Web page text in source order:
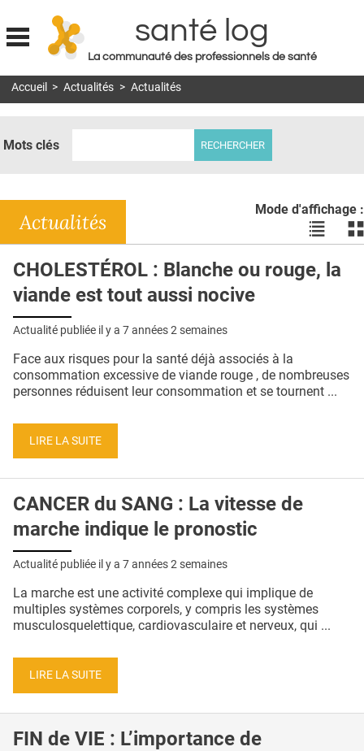
Jump to navigation
santé log
La communauté des professionnels de santé
MON COMPTE
DOSSIERS
RÉSEAUX
E-REVUE SAD
QUI SOMMES-NOUS ?
CONDITIONS GÉNÉRALES
CRÉDITS
Accueil > Actualités > Actualités
Mots clés
Mode d'affichage :
Voir
les
en
les
Actualités
CHOLESTÉROL : Blanche ou rouge, la
viande est tout aussi nocive
Actualité publiée il y a 7 années 2 semaines
Face aux risques pour la santé déjà associés à la
consommation excessive de viande rouge , de nombreuses
personnes réduisent leur consommation et se tournent ...
LIRE LA SUITE
CANCER du SANG : La vitesse de
marche indique le pronostic
Actualité publiée il y a 7 années 2 semaines
La marche est une activité complexe qui implique de
multiples systèmes corporels, y compris les systèmes
musculosquelettique, cardiovasculaire et nerveux, qui ...
LIRE LA SUITE
FIN de VIE : L’importance de